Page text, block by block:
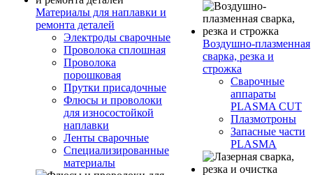
Материалы для наплавки и
ремонта деталей
Электроды сварочные
Проволока сплошная
Проволока
порошковая
Прутки присадочные
Флюсы и проволоки
для износостойкой
наплавки
Ленты сварочные
Специализированные
материалы
Воздушно-плазменная
сварка, резка и
строжка
Сварочные
аппараты
PLASMA CUT
Плазмотроны
Запасные части
PLASMA